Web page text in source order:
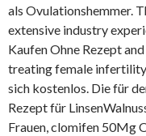
als Ovulationshemmer.
extensive industry
Kaufen Ohne Rezept
treating female
sich kostenlos. Die für
Rezept für
Frauen, clomifen 50Mg